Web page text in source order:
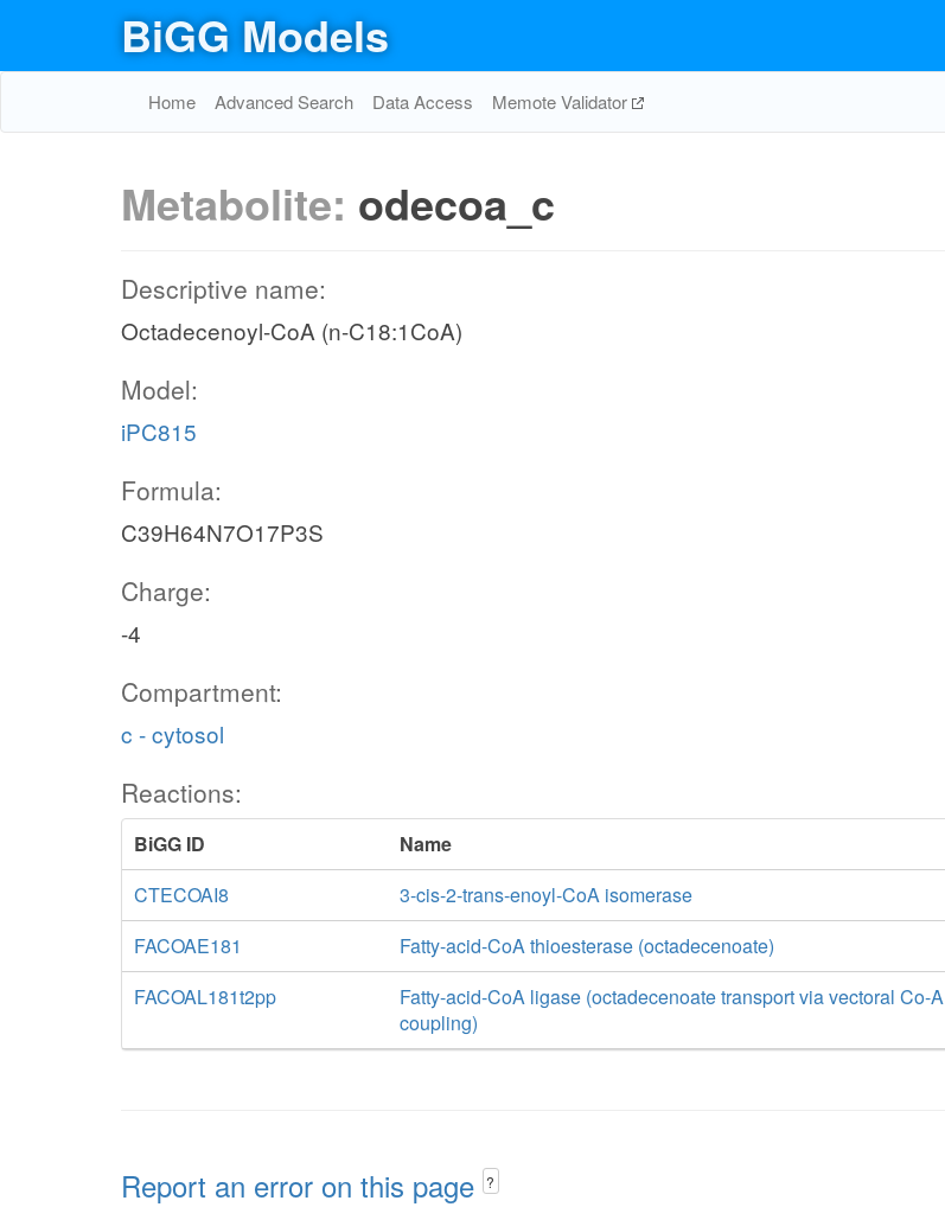
BiGG Models
Home Advanced Search Data Access Memote Validator
Metabolite: odecoa_c
Descriptive name:
Octadecenoyl-CoA (n-C18:1CoA)
Model:
iPC815
Formula:
C39H64N7O17P3S
Charge:
-4
Compartment:
c - cytosol
Reactions:
BiGG ID
Name
CTECOAI8
3-cis-2-trans-enoyl-CoA isomerase
FACOAE181
Fatty-acid-CoA thioesterase (octadecenoate)
FACOAL181t2pp
Fatty-acid-CoA ligase (octadecenoate transport via vectoral Co-A
coupling)
Report an error on this page ?